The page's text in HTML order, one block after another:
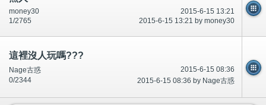
2015-6-15 13:21
money30
2015-6-15 13:21 by money30
1/2765
這裡沒人玩嗎???
2015-6-15 08:36
Nage古惑
2015-6-15 08:36 by Nage古惑
0/2344